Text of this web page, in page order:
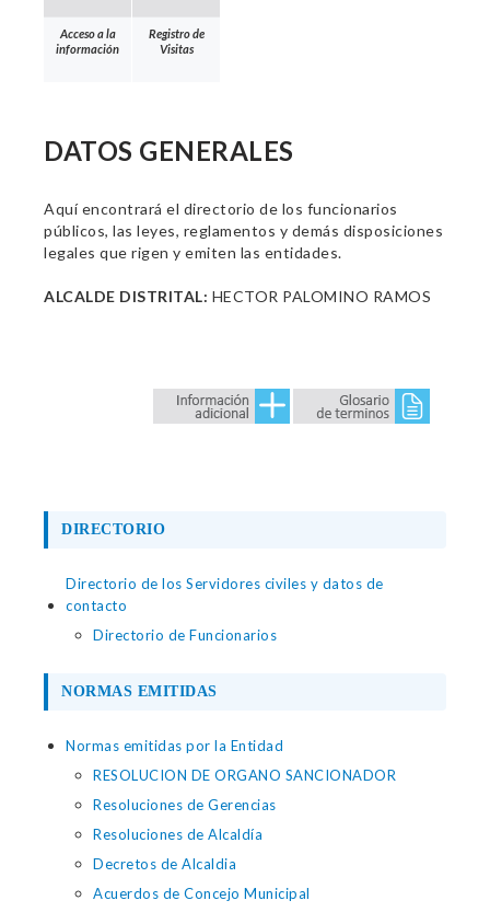
Acceso a la
información
Registro de
Visitas
DATOS GENERALES
Aquí encontrará el directorio de los funcionarios
públicos, las leyes, reglamentos y demás disposiciones
legales que rigen y emiten las entidades.
ALCALDE DISTRITAL: HECTOR PALOMINO RAMOS
DIRECTORIO
Directorio de los Servidores civiles y datos de
contacto
Directorio de Funcionarios
NORMAS EMITIDAS
Normas emitidas por la Entidad
RESOLUCION DE ORGANO SANCIONADOR
Resoluciones de Gerencias
Resoluciones de Alcaldía
Decretos de Alcaldia
Acuerdos de Concejo Municipal